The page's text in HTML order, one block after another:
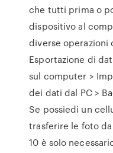
che tutti prima o
dispositivo al
diverse operazioni
Esportazione di
sul computer >
dei dati dal PC >
Se possiedi un
trasferire le foto
10 è solo